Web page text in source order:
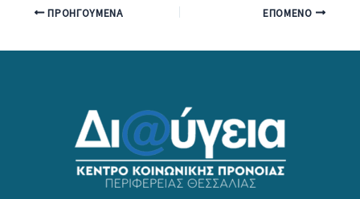
ΠΡΟΗΓΟΎΜΕΝΑ ΕΠΌΜΕΝΟ